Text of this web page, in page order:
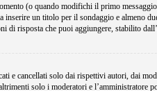
(o quando modifichi il primo
un titolo per il sondaggio e almeno
di risposta che puoi aggiungere, stabilito
e cancellati solo dai rispettivi autori, dai
solo i moderatori e l’amministratore